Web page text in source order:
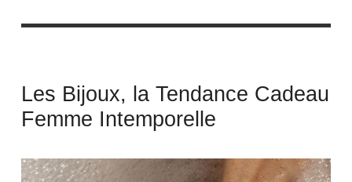
Les Bijoux, la Tendance Cadeau
Femme Intemporelle